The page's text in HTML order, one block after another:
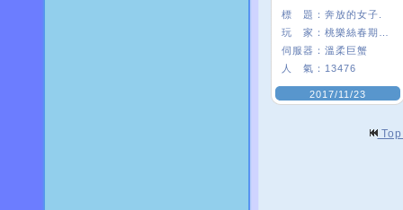
標 題： 奔放的女子.
玩 家：
伺服器： 溫柔巨蟹
人 氣： 13476
2017/11/23